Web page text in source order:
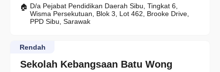
D/a Pejabat Pendidikan Daerah Sibu, Tingkat 6,
Wisma Persekutuan, Blok 3, Lot 462, Brooke Drive,
PPD Sibu, Sarawak
Sekolah Kebangsaan Batu Wong
Rendah